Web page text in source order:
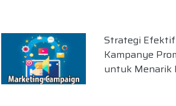
Strategi Efektif
Kampanye
untuk Menarik